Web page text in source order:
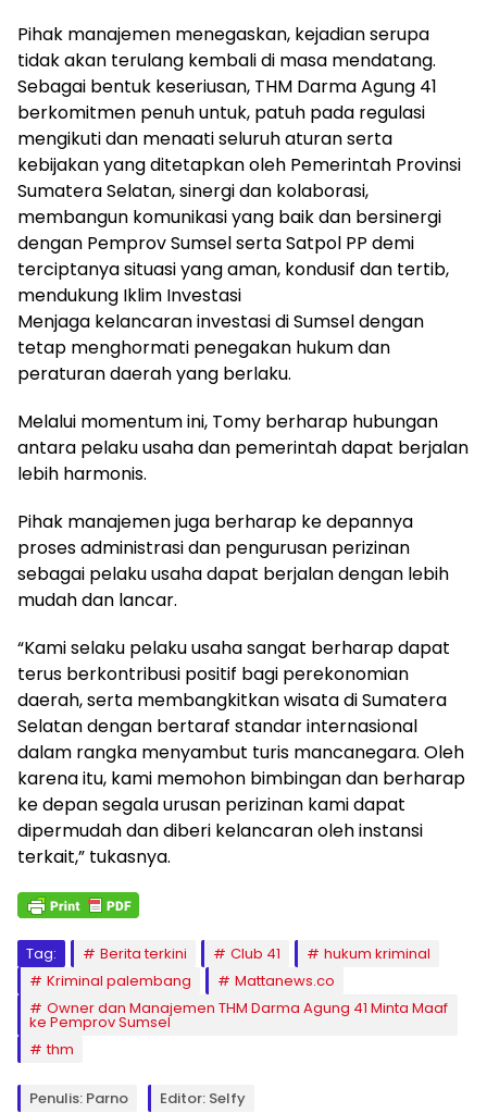
Pihak manajemen menegaskan, kejadian serupa
tidak akan terulang kembali di masa mendatang.
Sebagai bentuk keseriusan, THM Darma Agung 41
berkomitmen penuh untuk, patuh pada regulasi
mengikuti dan menaati seluruh aturan serta
kebijakan yang ditetapkan oleh Pemerintah Provinsi
Sumatera Selatan, sinergi dan kolaborasi,
membangun komunikasi yang baik dan bersinergi
dengan Pemprov Sumsel serta Satpol PP demi
terciptanya situasi yang aman, kondusif dan tertib,
mendukung Iklim Investasi
Menjaga kelancaran investasi di Sumsel dengan
tetap menghormati penegakan hukum dan
peraturan daerah yang berlaku.
Melalui momentum ini, Tomy berharap hubungan
antara pelaku usaha dan pemerintah dapat berjalan
lebih harmonis.
Pihak manajemen juga berharap ke depannya
proses administrasi dan pengurusan perizinan
sebagai pelaku usaha dapat berjalan dengan lebih
mudah dan lancar.
“Kami selaku pelaku usaha sangat berharap dapat
terus berkontribusi positif bagi perekonomian
daerah, serta membangkitkan wisata di Sumatera
Selatan dengan bertaraf standar internasional
dalam rangka menyambut turis mancanegara. Oleh
karena itu, kami memohon bimbingan dan berharap
ke depan segala urusan perizinan kami dapat
dipermudah dan diberi kelancaran oleh instansi
terkait,” tukasnya.
Tag: Berita terkini Club 41
hukum kriminal
Kriminal palembang
Mattanews.co
Owner dan Manajemen THM Darma Agung 41 Minta Maaf
ke Pemprov Sumsel
thm
Penulis: Parno Editor: Selfy